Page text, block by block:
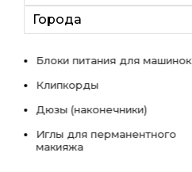
Города
Блоки питания для машинок
Клипкорды
Дюзы (наконечники)
Иглы для перманентного
макияжа